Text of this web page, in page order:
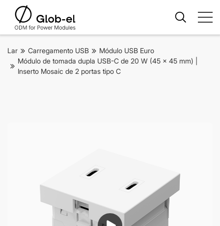
Lar Carregamento USB
Módulo USB Euro
Módulo de tomada dupla USB-C de 20 W (45 x 45 mm) |
Inserto Mosaic de 2 portas tipo C